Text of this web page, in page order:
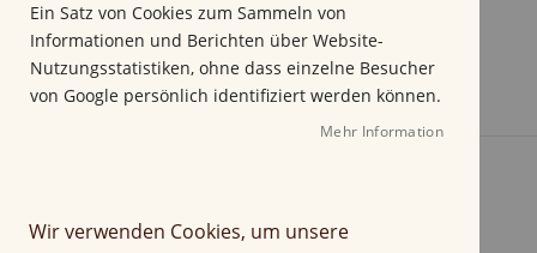
d
g
a
l
s
Ein Satz von Cookies zum Sammeln von
Informationen und Berichten über Website-
Nutzungsstatistiken, ohne dass einzelne Besucher
von Google persönlich identifiziert werden können.
Mehr Information
Wir verwenden Cookies, um unsere